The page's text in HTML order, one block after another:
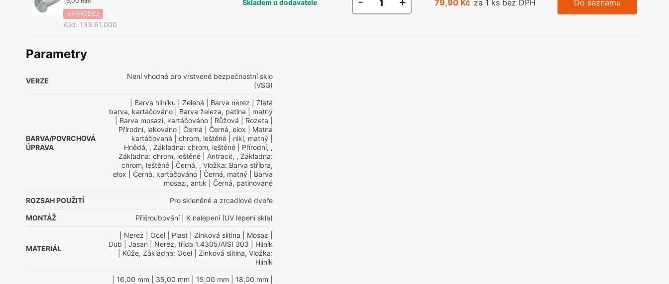
VÝPRODEJ
Kód: 133.61.000
Skladem u dodavatele 79,90 Kč za 1 ks bez DPH Do seznamu
Parametry
VERZE
Není vhodné pro vrstvené bezpečnostní sklo
(VSG)
BARVA/POVRCHOVÁ
ÚPRAVA
| Barva hliníku | Zelená | Barva nerez | Zlatá
barva, kartáčováno | Barva železa, patina | matný
| Barva mosazi, kartáčováno | Růžová | Rozeta
Přírodní, lakováno | Černá | Černá, elox | Matná
kartáčovaná | chrom, leštěné | nikl, matný
Hnědá, , Základna: chrom, leštěné | Přírodní, ,
Základna: chrom, leštěné | Antracit, , Základna:
chrom, leštěné | Černá, , Vložka: Barva stříbra,
elox | Černá, kartáčováno | Černá, matný | Barva
mosazi, antik | Černá, patinované
ROZSAH POUŽITÍ Pro skleněné a zrcadlové dveře
MONTÁŽ Přišroubování| K nalepení (UV lepení skla)
MATERIÁL
| Nerez | Ocel | Plast | Zinková slitina | Mosaz
Dub | Jasan | Nerez, třída 1.4305/AISI 303 | Hliník
| Kůže, Základna: Ocel | Zinková slitina, Vložka:
Hliník
| 16,00 mm | 35,00 mm | 15,00 mm | 18,00 mm